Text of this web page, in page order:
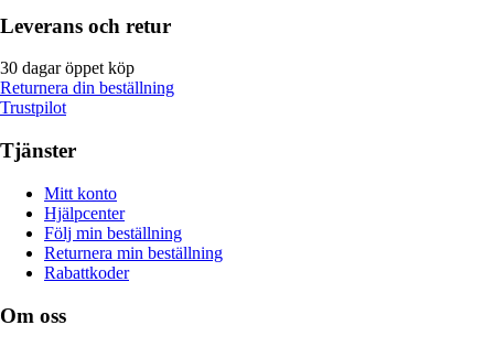
Leverans och retur
30 dagar öppet köp
Returnera din beställning
Trustpilot
Tjänster
Mitt konto
Hjälpcenter
Följ min beställning
Returnera min beställning
Rabattkoder
Om oss